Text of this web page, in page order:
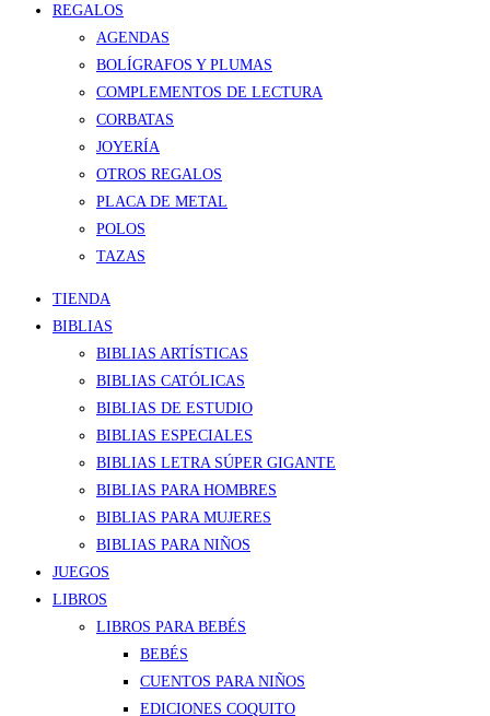
REGALOS
AGENDAS
BOLÍGRAFOS Y PLUMAS
COMPLEMENTOS DE LECTURA
CORBATAS
JOYERÍA
OTROS REGALOS
PLACA DE METAL
POLOS
TAZAS
TIENDA
BIBLIAS
BIBLIAS ARTÍSTICAS
BIBLIAS CATÓLICAS
BIBLIAS DE ESTUDIO
BIBLIAS ESPECIALES
BIBLIAS LETRA SÚPER GIGANTE
BIBLIAS PARA HOMBRES
BIBLIAS PARA MUJERES
BIBLIAS PARA NIÑOS
JUEGOS
LIBROS
LIBROS PARA BEBÉS
BEBÉS
CUENTOS PARA NIÑOS
EDICIONES COQUITO